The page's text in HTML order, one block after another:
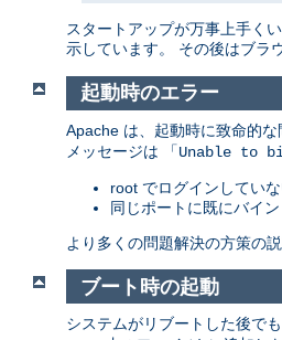
スタートアップが万事上手く
示しています。 その後はブラ
起動時のエラー
Apache は、起動時に致命的
メッセージは 「Unable to
root でログインしてい
同じポートに既にバイ
より多くの問題解決の方策の
ブート時の起動
システムがリブートした後で